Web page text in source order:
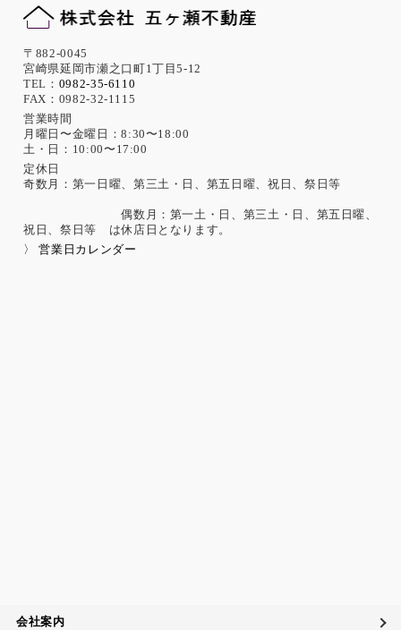
〒882-0045
宮崎県延岡市瀬之口町1丁目5-12
TEL： 0982-35-6110
FAX：0982-32-1115
営業時間
月曜日〜金曜日：8:30〜18:00
土・日：10:00〜17:00
定休日
奇数月：第一日曜、第三土・日、第五日曜、祝日、祭日等
偶数月：第一土・日、第三土・日、第五日曜、
祝日、祭日等 は休店日となります。
〉 営業日カレンダー
会社案内